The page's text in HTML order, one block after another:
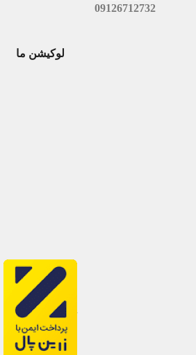
09126712732
لوکیشن ما